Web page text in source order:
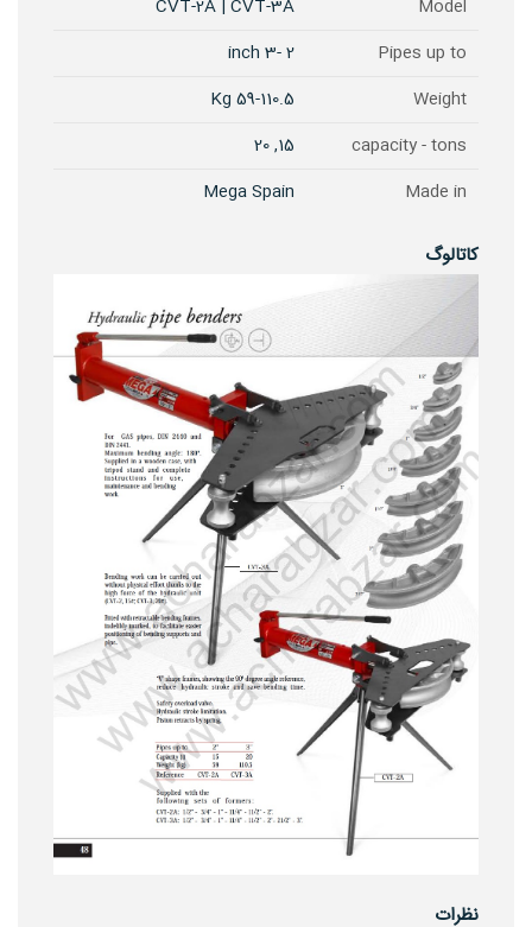
Model
CVT-2A | CVT-3A
Pipes up to
2 -3 inch
Weight
59-110.5 Kg
capacity - tons
15, 20
Made in
Mega Spain
کاتالوگ
نظرات